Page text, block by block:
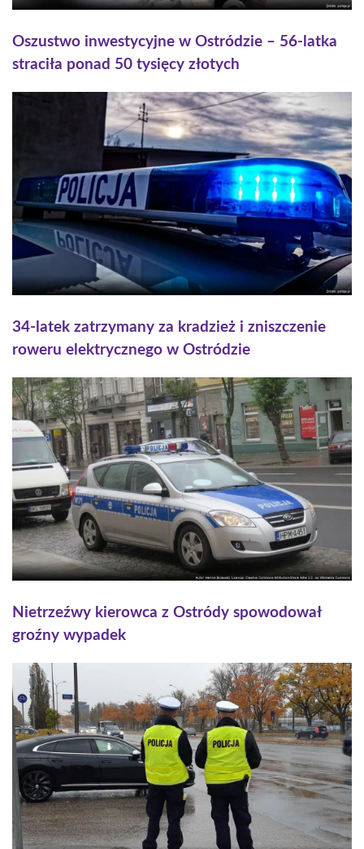
Oszustwo inwestycyjne w Ostródzie – 56-latka
straciła ponad 50 tysięcy złotych
34-latek zatrzymany za kradzież i zniszczenie
roweru elektrycznego w Ostródzie
Nietrzeźwy kierowca z Ostródy spowodował
groźny wypadek